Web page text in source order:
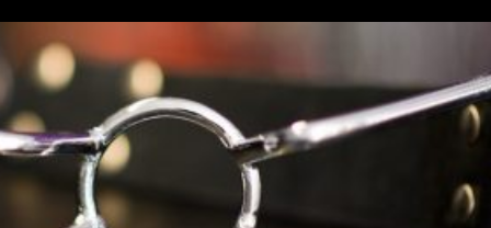
Inhalt
springen